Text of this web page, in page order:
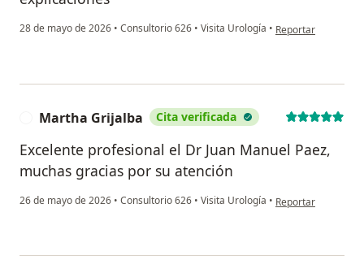
28 de mayo de 2026 • Consultorio 626 • Visita Urología • en opinión del
Reportar
Martha Grijalba Cita verificada
Excelente profesional el Dr Juan Manuel Paez,
muchas gracias por su atención
26 de mayo de 2026 • Consultorio 626 • Visita Urología • en opinión del
Reportar